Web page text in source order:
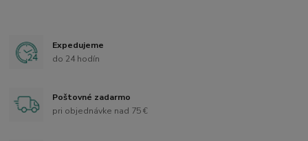
Expedujeme
do 24 hodín
Poštovné zadarmo
pri objednávke nad 75 €